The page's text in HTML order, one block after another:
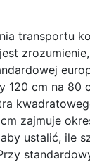
transportu
zrozumienie,
120 cm na 80
zajmuje
ustalić, ile